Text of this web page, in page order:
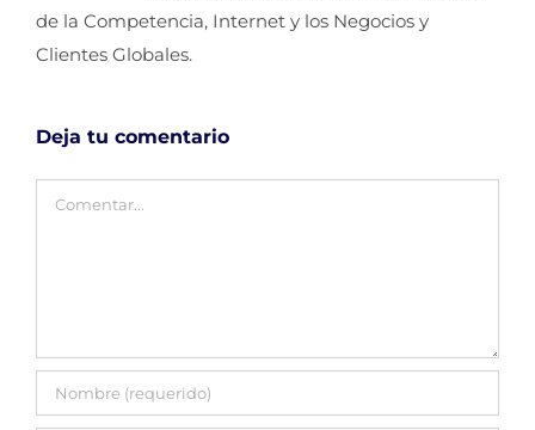
de la Competencia, Internet y los Negocios y
Clientes Globales.
Deja tu comentario
Comentar